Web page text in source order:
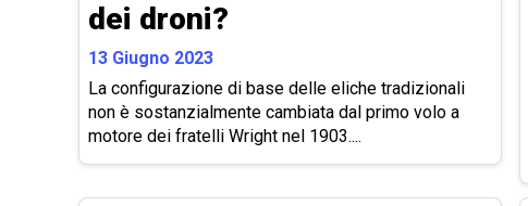
dei droni?
13 Giugno 2023
La configurazione di base delle eliche tradizionali
non è sostanzialmente cambiata dal primo volo a
motore dei fratelli Wright nel 1903....